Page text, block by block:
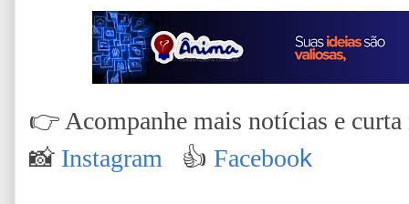
👉 Acompanhe mais notícias e curta
📸 Instagram 👍 Facebook